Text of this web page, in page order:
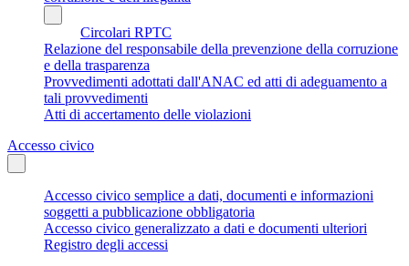
Circolari RPTC
Relazione del responsabile della prevenzione della corruzione
e della trasparenza
Provvedimenti adottati dall'ANAC ed atti di adeguamento a
tali provvedimenti
Atti di accertamento delle violazioni
Accesso civico
Accesso civico semplice a dati, documenti e informazioni
soggetti a pubblicazione obbligatoria
Accesso civico generalizzato a dati e documenti ulteriori
Registro degli accessi